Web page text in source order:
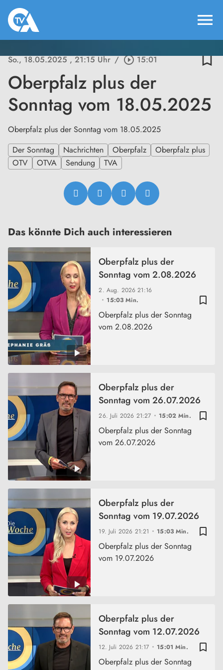
menu
So., 18.05.2025, 21:15 Uhr / play_circle_outline15:01 bookmark_border
Oberpfalz plus der
Sonntag vom 18.05.2025
Oberpfalz plus der Sonntag vom 18.05.2025
Der Sonntag
Nachrichten Oberpfalz
Oberpfalz plus
OTV
OTVA Sendung TVA
Das könnte Dich auch interessieren
bookmark_border
2. Aug. 202621:16
15:03 Min.
Oberpfalz plus der
Sonntag vom 2.08.2026
Oberpfalz plus der Sonntag
vom 2.08.2026
bookmark_border
26. Juli 2026 21:27 15:02 Min.
Oberpfalz plus der
Sonntag vom 26.07.2026
Oberpfalz plus der Sonntag
vom 26.07.2026
bookmark_border
19. Juli 2026 21:21 15:03 Min.
Oberpfalz plus der
Sonntag vom 19.07.2026
Oberpfalz plus der Sonntag
vom 19.07.2026
bookmark_border
12. Juli 2026 21:17 15:01 Min.
Oberpfalz plus der
Sonntag vom 12.07.2026
Oberpfalz plus der Sonntag